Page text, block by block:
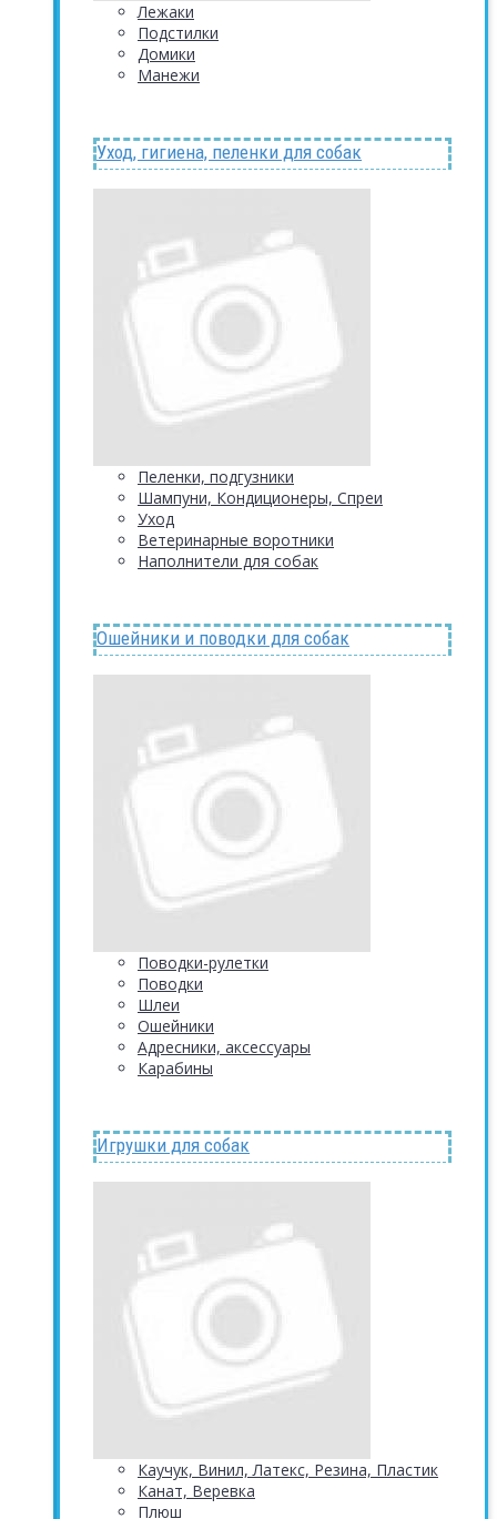
Лежаки
Подстилки
Домики
Манежи
Уход, гигиена, пеленки для собак
Пеленки, подгузники
Шампуни, Кондиционеры, Спреи
Уход
Ветеринарные воротники
Наполнители для собак
Ошейники и поводки для собак
Поводки-рулетки
Поводки
Шлеи
Ошейники
Адресники, аксессуары
Карабины
Игрушки для собак
Каучук, Винил, Латекс, Резина, Пластик
Канат, Веревка
Плюш